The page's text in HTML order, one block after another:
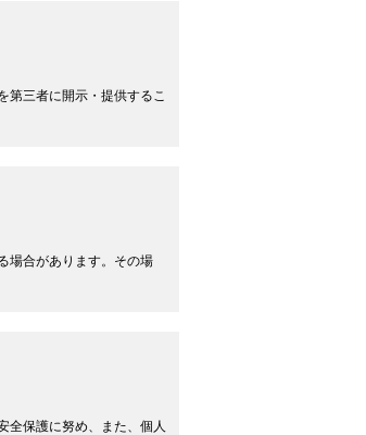
第三者に開示・提供するこ
場合があります。その場
全保護に努め、また、個人